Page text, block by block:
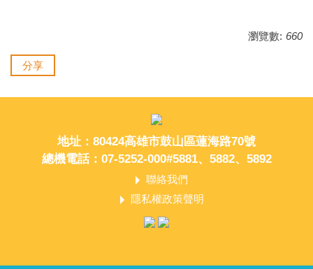
瀏覽數: 660
分享
地址：80424高雄市鼓山區蓮海路70號
總機電話：07-5252-000#5881、5882、5892
聯絡我們
隱私權政策聲明